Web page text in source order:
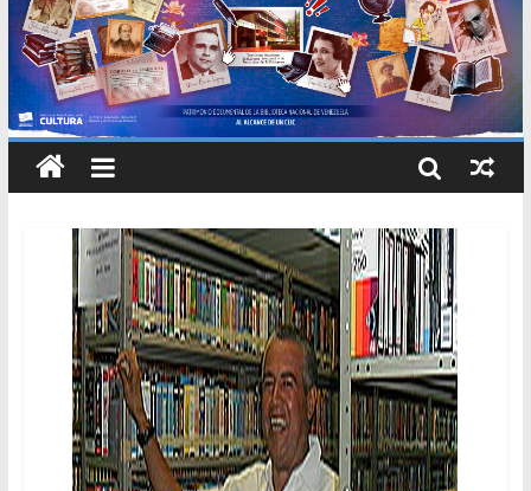
Caracas 09 de marzo de 2006 N° 38.394